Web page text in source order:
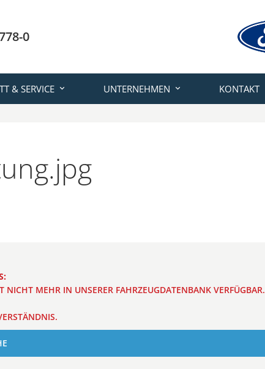
0
& SERVICE UNTERNEHMEN KONTAKT
NICHT MEHR IN UNSERER FAHRZEUGDATENBANK VERFÜGBAR.